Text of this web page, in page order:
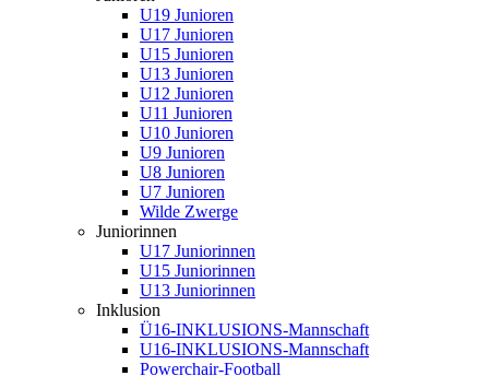
U19 Junioren
U17 Junioren
U15 Junioren
U13 Junioren
U12 Junioren
U11 Junioren
U10 Junioren
U9 Junioren
U8 Junioren
U7 Junioren
Wilde Zwerge
Juniorinnen
U17 Juniorinnen
U15 Juniorinnen
U13 Juniorinnen
Inklusion
Ü16-INKLUSIONS-Mannschaft
U16-INKLUSIONS-Mannschaft
Powerchair-Football